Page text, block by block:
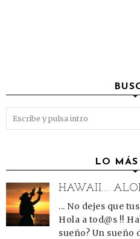
LO
HAWAII....
... No dejes que
Hola a tod@s !!
sueño? Un sueño